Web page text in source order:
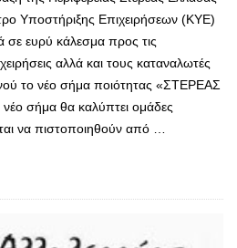
Υποστήριξης Επιχειρήσεων (ΚΥΕ)
σε ευρύ κάλεσμα προς τις
αλλά και τους καταναλωτές
το νέο σήμα ποιότητας «ΣΤΕΡΕΑΣ
νέο σήμα θα καλύπτει ομάδες
να πιστοποιηθούν από …